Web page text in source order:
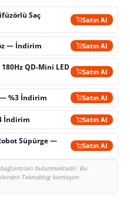
Saç
Satın Al
— İndirim Satın Al
QD-Mini LED
Satın Al
— %3 İndirim Satın Al
İndirim Satın Al
Süpürge —
Satın Al
bulunmaktadır. Bu
Teknoblog komisyon